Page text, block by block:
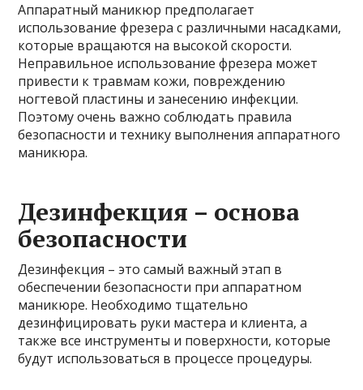
Аппаратный маникюр предполагает
использование фрезера с различными насадками,
которые вращаются на высокой скорости.
Неправильное использование фрезера может
привести к травмам кожи, повреждению
ногтевой пластины и занесению инфекции.
Поэтому очень важно соблюдать правила
безопасности и технику выполнения аппаратного
маникюра.
Дезинфекция – основа
безопасности
Дезинфекция – это самый важный этап в
обеспечении безопасности при аппаратном
маникюре. Необходимо тщательно
дезинфицировать руки мастера и клиента, а
также все инструменты и поверхности, которые
будут использоваться в процессе процедуры.